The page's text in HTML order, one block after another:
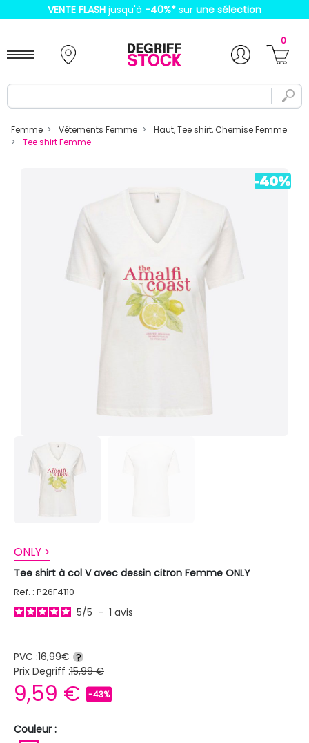
VENTE FLASH jusqu'à -40%* sur une sélection
0
Femme Vêtements Femme
Haut, Tee shirt, Chemise Femme
Tee shirt Femme
ONLY >
Tee shirt à col V avec dessin citron Femme ONLY
Ref. : P26F4110
5/5 - 1 avis
PVC :16,99€ ?
Prix Degriff :15,99 €
9,59 € -43%
Couleur :